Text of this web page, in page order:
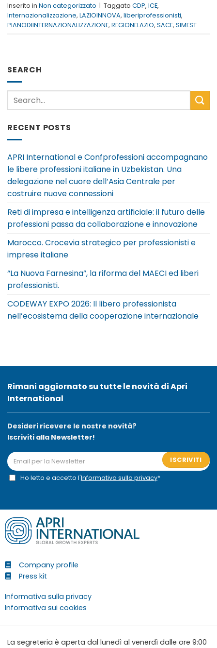
Inserito in Non categorizzato | Taggato CDP, ICE,
Internazionalizzazione, LAZIOINNOVA, liberiprofessionisti,
PIANODIINTERNAZIONALIZZAZIONE, REGIONELAZIO, SACE, SIMEST
SEARCH
RECENT POSTS
APRI International e Confprofessioni accompagnano
le libere professioni italiane in Uzbekistan. Una
delegazione nel cuore dell’Asia Centrale per
costruire nuove connessioni
Reti di impresa e intelligenza artificiale: il futuro delle
professioni passa da collaborazione e innovazione
Marocco. Crocevia strategico per professionisti e
imprese italiane
“La Nuova Farnesina”, la riforma del MAECI ed liberi
professionisti.
CODEWAY EXPO 2026: Il libero professionista
nell’ecosistema della cooperazione internazionale
Rimani aggiornato su tutte le novità di Apri
International
Desideri ricevere le nostre novità?
Iscriviti alla Newsletter!
ISCRIVITI
Ho letto e accetto l'Informativa sulla privacy*
Company profile
Press kit
Informativa sulla privacy
Informativa sui cookies
La segreteria è aperta dal lunedì al venerdì dalle ore 9:00